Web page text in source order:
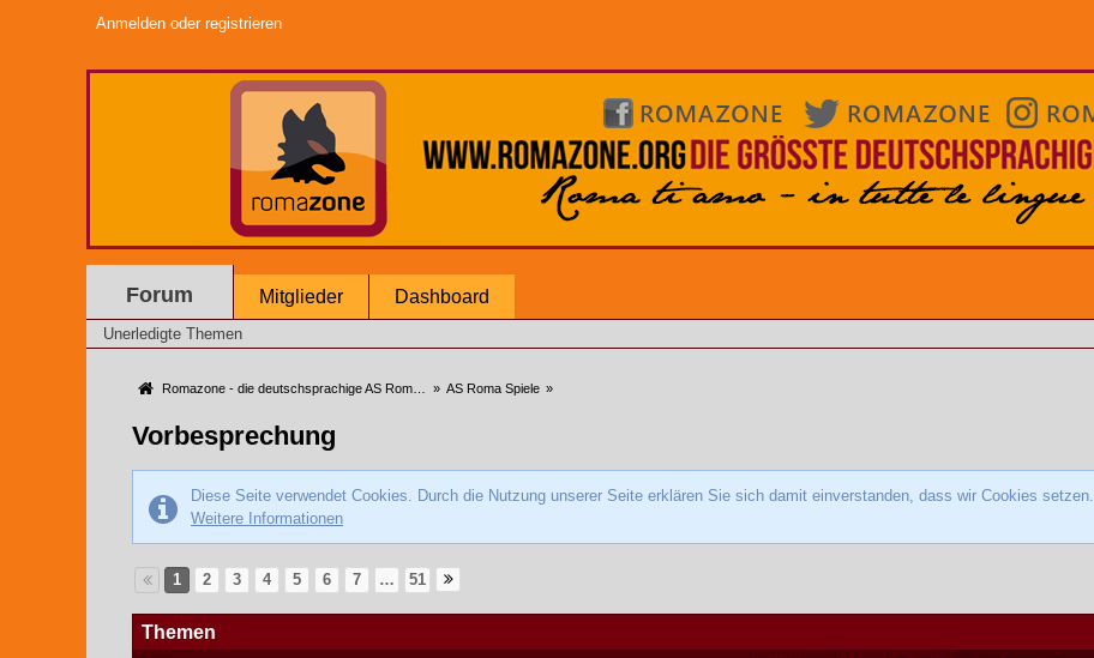
Anmelden oder registrieren
Forum Mitglieder Dashboard
Unerledigte Themen
Romazone - die deutschsprachige AS Roma Community » AS Roma Spiele »
Vorbesprechung
Diese Seite verwendet Cookies. Durch die Nutzung unserer Seite erklären Sie sich damit einverstanden, dass wir Cookies setzen.
Weitere Informationen
1 2 3 4 5 6 7 … 51
Themen